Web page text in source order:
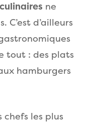
ne
C’est d’ailleurs
tout : des plats
hamburgers
les plus